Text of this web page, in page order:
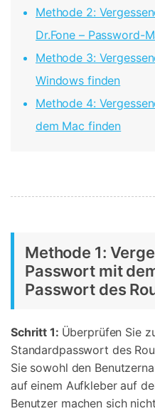
Methode 2:
Dr.Fone – Password-
Methode 3:
Windows finden
Methode 4:
dem Mac finden
Methode 1:
Passwort mit
Passwort des
Schritt 1: Überprüfen Sie
Standardpasswort des
Sie sowohl den
auf einem Aufkleber auf
Benutzer machen sich